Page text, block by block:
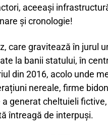
aceeași
și cronologie!
gravitează în jurul
la banii statului, în
din 2016, acolo unde
nereale, firme
generat cheltuieli
întreagă de interpuși.